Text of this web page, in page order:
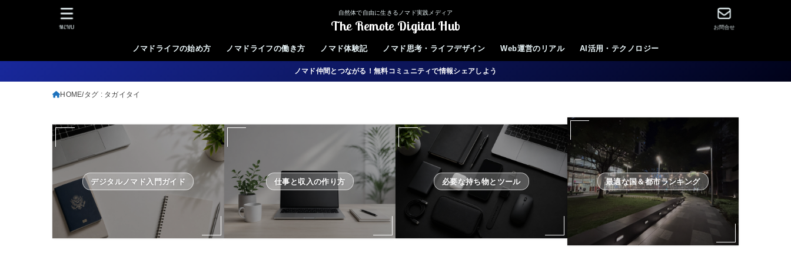
自然体で自由に生きるノマド実践メディア
The Remote Digital Hub
ノマドライフの始め方 ノマドライフの働き方 ノマド体験記 ノマド思考・ライフデザイン Web運営のリアル AI活用・テクノロジー
お問合せ
MENU
ノマド仲間とつながる！無料コミュニティで情報シェアしよう
HOME タグ : タガイタイ
デジタルノマド入門ガイド 仕事と収入の作り方 必要な持ち物とツール 最適な国＆都市ランキング